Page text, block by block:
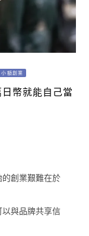
小額創業
幣就能自己當
創業艱難在於
與品牌共享信